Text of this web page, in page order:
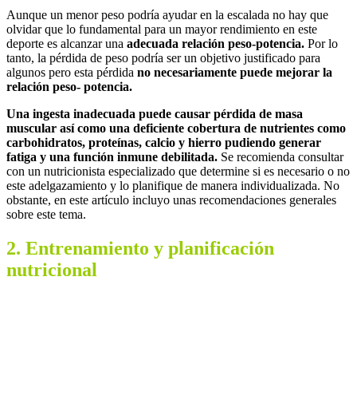
Aunque un menor peso podría ayudar en la escalada no hay que
olvidar que lo fundamental para un mayor rendimiento en este
deporte es alcanzar una adecuada relación peso-potencia. Por lo
tanto, la pérdida de peso podría ser un objetivo justificado para
algunos pero esta pérdida no necesariamente puede mejorar la
relación peso- potencia.
Una ingesta inadecuada puede causar pérdida de masa
muscular así como una deficiente cobertura de nutrientes como
carbohidratos, proteínas, calcio y hierro pudiendo generar
fatiga y una función inmune debilitada. Se recomienda consultar
con un nutricionista especializado que determine si es necesario o no
este adelgazamiento y lo planifique de manera individualizada. No
obstante, en este artículo incluyo unas recomendaciones generales
sobre este tema.
2. Entrenamiento y planificación
nutricional